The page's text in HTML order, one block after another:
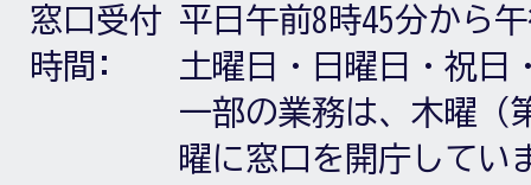
窓口受付
時間:
平日午前8時45分から
土曜日・日曜日・祝日
一部の業務は、木曜（
曜に窓口を開庁してい